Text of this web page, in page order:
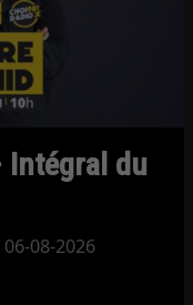
Intégral du
08-2026